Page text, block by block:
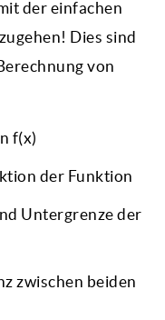
der einfachen
Dies sind
von
f(x)
der Funktion
Untergrenze der
zwischen beiden